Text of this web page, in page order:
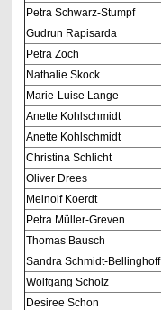
Petra Schwarz-Stumpf
Gudrun Rapisarda
Petra Zoch
Nathalie Skock
Marie-Luise Lange
Anette Kohlschmidt
Anette Kohlschmidt
Christina Schlicht
Oliver Drees
Meinolf Koerdt
Petra Müller-Greven
Thomas Bausch
Sandra Schmidt-Bellinghoff
Wolfgang Scholz
Desiree Schon